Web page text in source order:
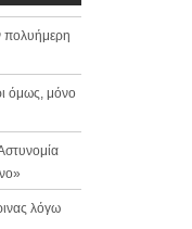
πολυήμερη
όμως, μόνο
λόγω